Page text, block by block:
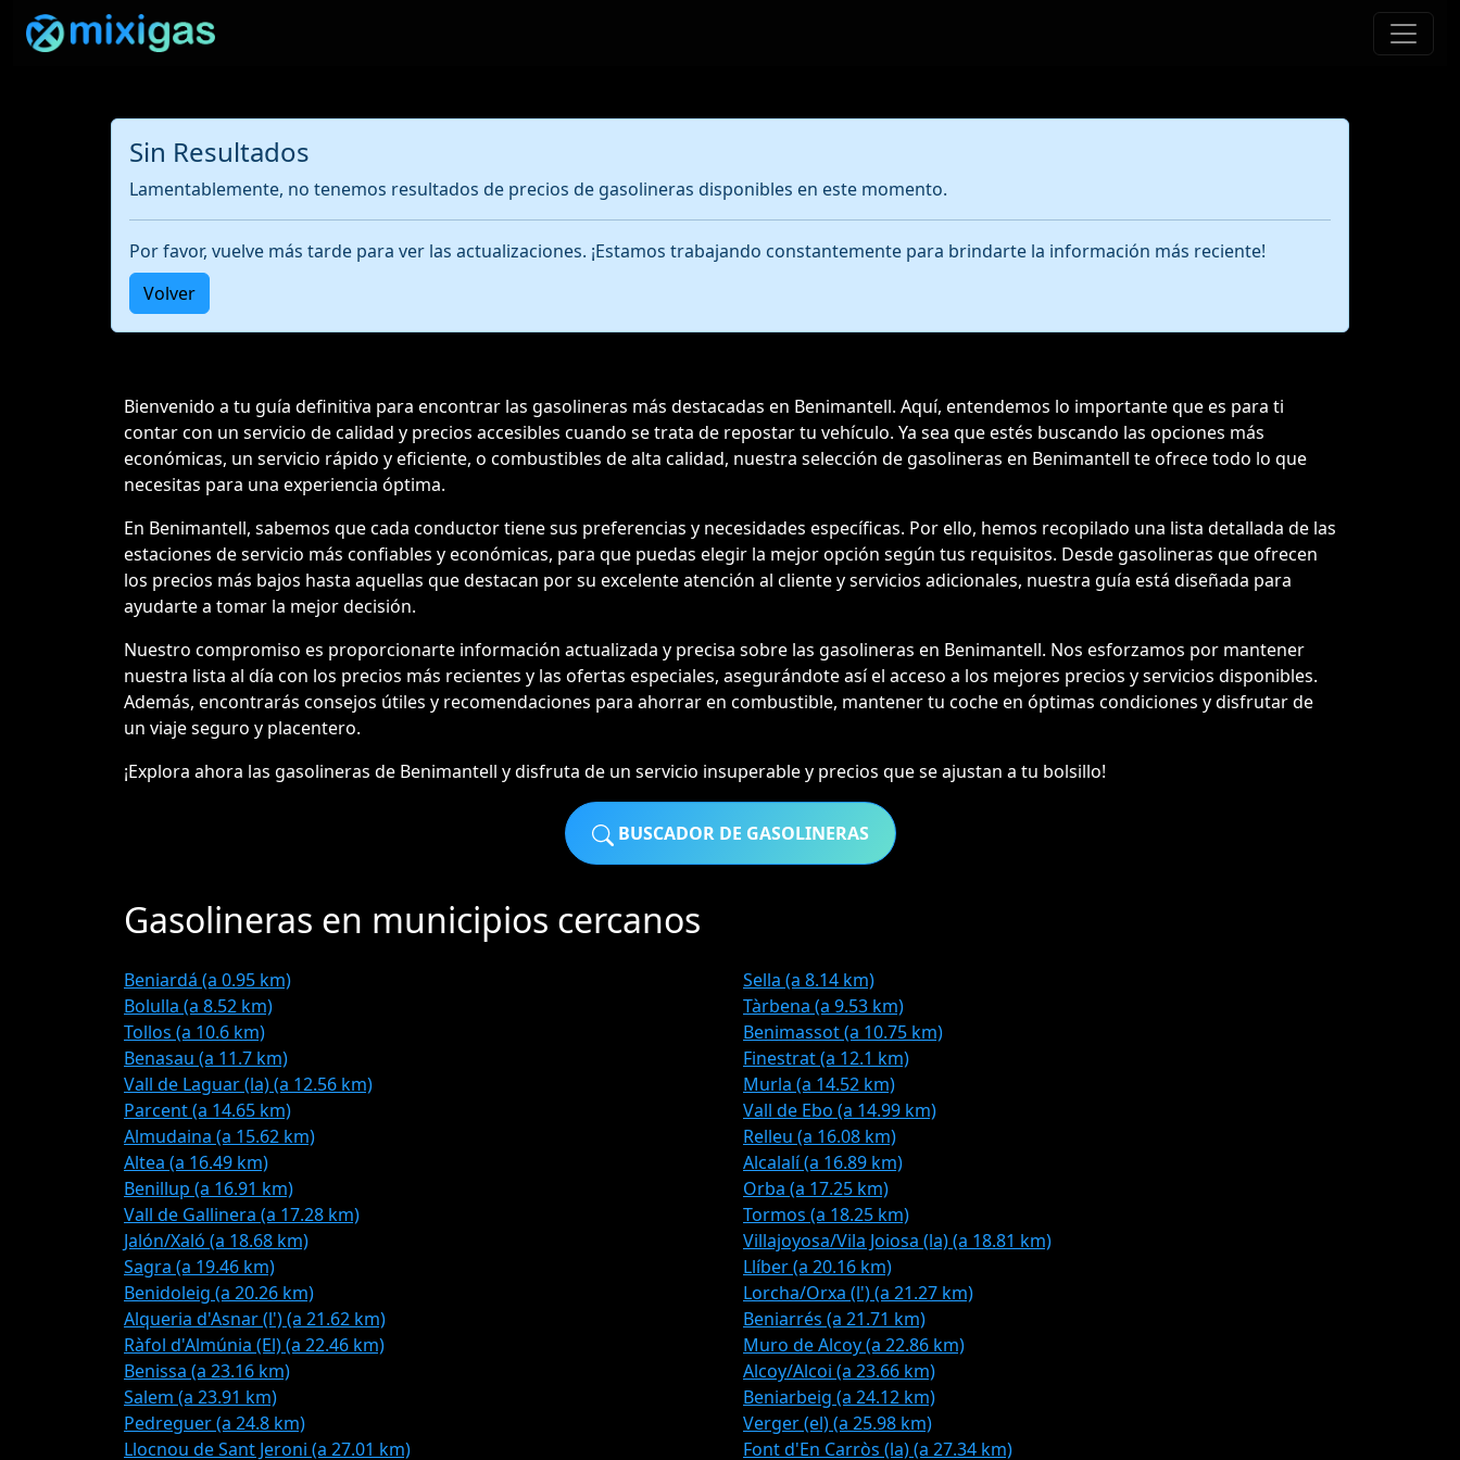
Sin Resultados
Lamentablemente, no tenemos resultados de precios de gasolineras disponibles en este momento.
Por favor, vuelve más tarde para ver las actualizaciones. ¡Estamos trabajando constantemente para brindarte la información más reciente!
Volver
Bienvenido a tu guía definitiva para encontrar las gasolineras más destacadas en Benimantell. Aquí, entendemos lo importante que es para ti
contar con un servicio de calidad y precios accesibles cuando se trata de repostar tu vehículo. Ya sea que estés buscando las opciones más
económicas, un servicio rápido y eficiente, o combustibles de alta calidad, nuestra selección de gasolineras en Benimantell te ofrece todo lo que
necesitas para una experiencia óptima.
En Benimantell, sabemos que cada conductor tiene sus preferencias y necesidades específicas. Por ello, hemos recopilado una lista detallada de las
estaciones de servicio más confiables y económicas, para que puedas elegir la mejor opción según tus requisitos. Desde gasolineras que ofrecen
los precios más bajos hasta aquellas que destacan por su excelente atención al cliente y servicios adicionales, nuestra guía está diseñada para
ayudarte a tomar la mejor decisión.
Nuestro compromiso es proporcionarte información actualizada y precisa sobre las gasolineras en Benimantell. Nos esforzamos por mantener
nuestra lista al día con los precios más recientes y las ofertas especiales, asegurándote así el acceso a los mejores precios y servicios disponibles.
Además, encontrarás consejos útiles y recomendaciones para ahorrar en combustible, mantener tu coche en óptimas condiciones y disfrutar de
un viaje seguro y placentero.
¡Explora ahora las gasolineras de Benimantell y disfruta de un servicio insuperable y precios que se ajustan a tu bolsillo!
BUSCADOR DE GASOLINERAS
Gasolineras en municipios cercanos
Beniardá (a 0.95 km)
Sella (a 8.14 km)
Bolulla (a 8.52 km)
Tàrbena (a 9.53 km)
Tollos (a 10.6 km)
Benimassot (a 10.75 km)
Benasau (a 11.7 km)
Finestrat (a 12.1 km)
Vall de Laguar (la) (a 12.56 km)
Murla (a 14.52 km)
Parcent (a 14.65 km)
Vall de Ebo (a 14.99 km)
Almudaina (a 15.62 km)
Relleu (a 16.08 km)
Altea (a 16.49 km)
Alcalalí (a 16.89 km)
Benillup (a 16.91 km)
Orba (a 17.25 km)
Vall de Gallinera (a 17.28 km)
Tormos (a 18.25 km)
Jalón/Xaló (a 18.68 km)
Villajoyosa/Vila Joiosa (la) (a 18.81 km)
Sagra (a 19.46 km)
Llíber (a 20.16 km)
Benidoleig (a 20.26 km)
Lorcha/Orxa (l') (a 21.27 km)
Alqueria d'Asnar (l') (a 21.62 km)
Beniarrés (a 21.71 km)
Ràfol d'Almúnia (El) (a 22.46 km)
Muro de Alcoy (a 22.86 km)
Benissa (a 23.16 km)
Alcoy/Alcoi (a 23.66 km)
Salem (a 23.91 km)
Beniarbeig (a 24.12 km)
Pedreguer (a 24.8 km)
Verger (el) (a 25.98 km)
Llocnou de Sant Jeroni (a 27.01 km)
Font d'En Carròs (la) (a 27.34 km)